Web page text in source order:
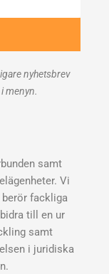
nyhetsbrev
menyn.
samt
Vi
fackliga
till en ur
samt
i juridiska